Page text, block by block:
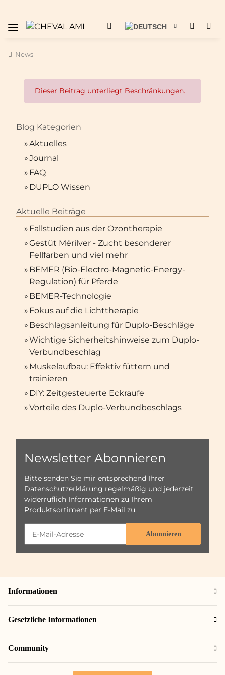
News
x
Dieser Beitrag unterliegt Beschränkungen.
Blog Kategorien
»Aktuelles
»Journal
» FAQ
» DUPLO Wissen
Aktuelle Beiträge
» Fallstudien aus der Ozontherapie
»Gestüt Mérilver - Zucht besonderer
Fellfarben und viel mehr
» BEMER (Bio-Electro-Magnetic-Energy-
Regulation) für Pferde
» BEMER-Technologie
» Fokus auf die Lichttherapie
» Beschlagsanleitung für Duplo-Beschläge
»Wichtige Sicherheitshinweise zum Duplo-
Verbundbeschlag
» Muskelaufbau: Effektiv füttern und
trainieren
» DIY: Zeitgesteuerte Eckraufe
»Vorteile des Duplo-Verbundbeschlags
Newsletter Abonnieren
Bitte senden Sie mir entsprechend Ihrer
Datenschutzerklärung regelmäßig und jederzeit
widerruflich Informationen zu Ihrem
Produktsortiment per E-Mail zu.
Abonnieren
Informationen
Gesetzliche Informationen
Community